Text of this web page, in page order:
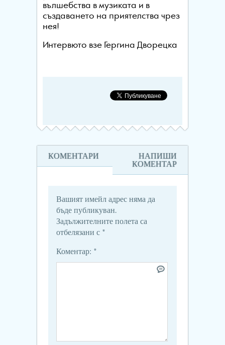
вълшебства в музиката и в
създаването на приятелства чрез
нея!
Интервюто взе Гергина Дворецка
КОМЕНТАРИ
НАПИШИ
КОМЕНТАР
Вашият имейл адрес няма да
бъде публикуван.
Задължителните полета са
отбелязани с *
Коментар: *